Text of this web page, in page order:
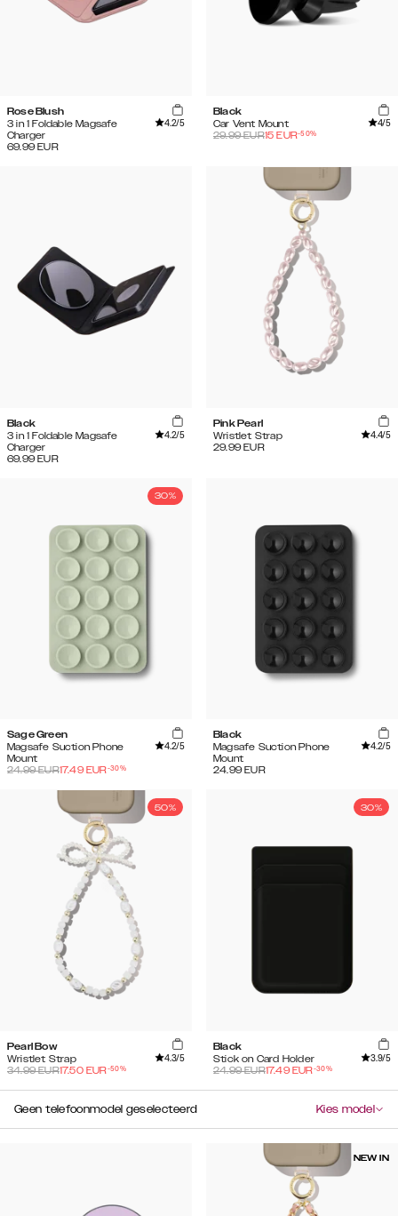
Rose Blush
3 in 1 Foldable Magsafe
Charger
4.2/5
69.99 EUR
Black
Car Vent Mount
4/5
29.99EUR15 EUR-50%
Black
3 in 1 Foldable Magsafe
Charger
4.2/5
69.99 EUR
Pink Pearl
Wristlet Strap
4.4/5
29.99 EUR
30%
Sage Green
Magsafe Suction Phone
Mount
4.2/5
24.99EUR17.49 EUR-30%
Black
Magsafe Suction Phone
Mount
4.2/5
24.99 EUR
50%
Pearl Bow
Wristlet Strap
4.3/5
34.99EUR17.50 EUR-50%
30%
Black
Stick on Card Holder
3.9/5
24.99EUR17.49 EUR-30%
Geen telefoonmodel geselecteerd Kies model
NEW IN